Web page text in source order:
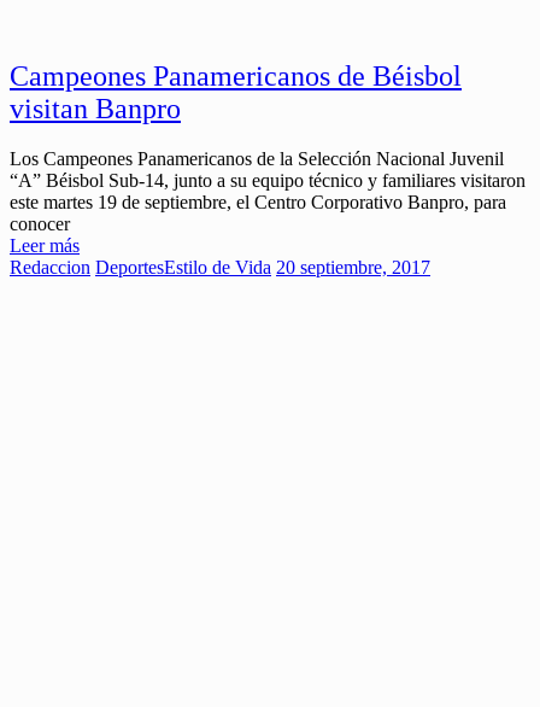
Campeones Panamericanos de Béisbol
visitan Banpro
Los Campeones Panamericanos de la Selección Nacional Juvenil
“A” Béisbol Sub-14, junto a su equipo técnico y familiares visitaron
este martes 19 de septiembre, el Centro Corporativo Banpro, para
conocer
Leer más
Redaccion DeportesEstilo de Vida 20 septiembre, 2017